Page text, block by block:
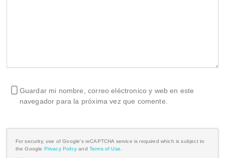
Guardar mi nombre, correo eléctronico y web en este
navegador para la próxima vez que comente.
For security, use of Google's reCAPTCHA service is required which is subject to
the Google Privacy Policy and Terms of Use.